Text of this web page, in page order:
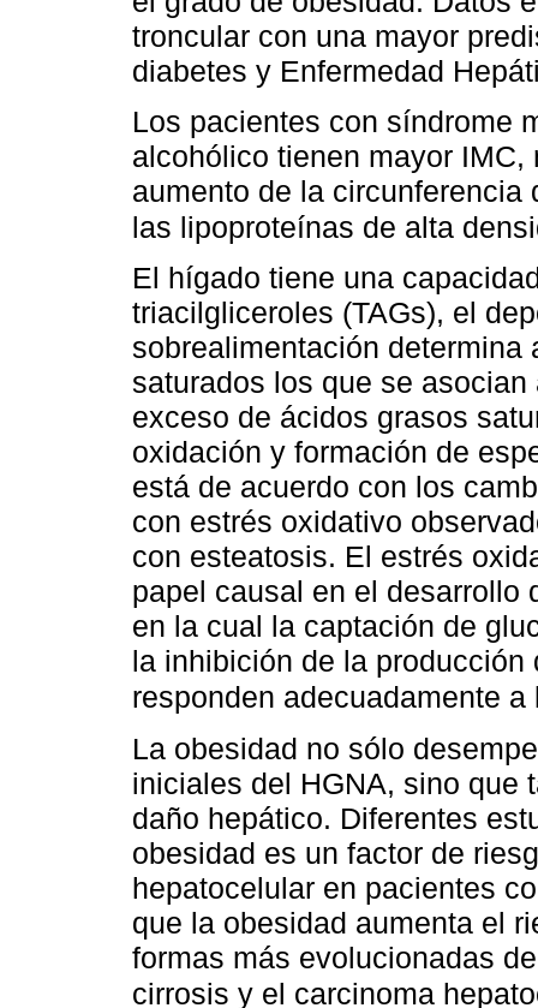
troncular con una mayor
diabetes y Enfermedad
Los pacientes con síndrome
alcohólico tienen mayor
aumento de la
las lipoproteínas de alta
El hígado tiene una
triacilgliceroles (TAGs), el
sobrealimentación
saturados los que se
exceso de ácidos grasos
oxidación y formación de
está de acuerdo con los
con estrés oxidativo
con esteatosis. El estrés
papel causal en el desarrollo
en la cual la captación de
la inhibición de la
responden adecuadamente
La obesidad no sólo
iniciales del HGNA, sino que
daño hepático. Diferentes
obesidad es un factor de
hepatocelular en pacientes
que la obesidad aumenta el
formas más evolucionadas
cirrosis y el carcinoma